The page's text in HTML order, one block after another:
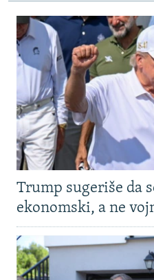
Trump sugeriše da
ekonomski, a ne